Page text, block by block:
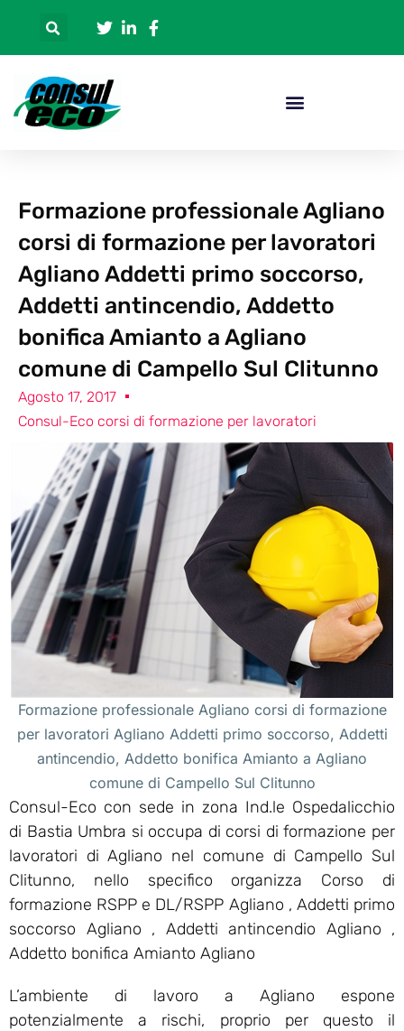
Formazione professionale Agliano
corsi di formazione per lavoratori
Agliano Addetti primo soccorso,
Addetti antincendio, Addetto
bonifica Amianto a Agliano
comune di Campello Sul Clitunno
Agosto 17, 2017
Consul-Eco corsi di formazione per lavoratori
Formazione professionale Agliano corsi di formazione
per lavoratori Agliano Addetti primo soccorso, Addetti
antincendio, Addetto bonifica Amianto a Agliano
comune di Campello Sul Clitunno
Consul-Eco con sede in zona Ind.le Ospedalicchio
di Bastia Umbra si occupa di corsi di formazione per
lavoratori di Agliano nel comune di Campello Sul
Clitunno, nello specifico organizza Corso di
formazione RSPP e DL/RSPP Agliano , Addetti primo
soccorso Agliano , Addetti antincendio Agliano ,
Addetto bonifica Amianto Agliano
L’ambiente di lavoro a Agliano espone
potenzialmente a rischi, proprio per questo il